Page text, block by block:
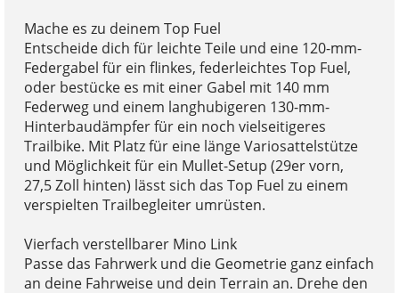
Mache es zu deinem Top Fuel
Entscheide dich für leichte Teile und eine 120-mm-
Federgabel für ein flinkes, federleichtes Top Fuel,
oder bestücke es mit einer Gabel mit 140 mm
Federweg und einem langhubigeren 130-mm-
Hinterbaudämpfer für ein noch vielseitigeres
Trailbike. Mit Platz für eine länge Variosattelstütze
und Möglichkeit für ein Mullet-Setup (29er vorn,
27,5 Zoll hinten) lässt sich das Top Fuel zu einem
verspielten Trailbegleiter umrüsten.
Vierfach verstellbarer Mino Link
Passe das Fahrwerk und die Geometrie ganz einfach
an deine Fahrweise und dein Terrain an. Drehe den